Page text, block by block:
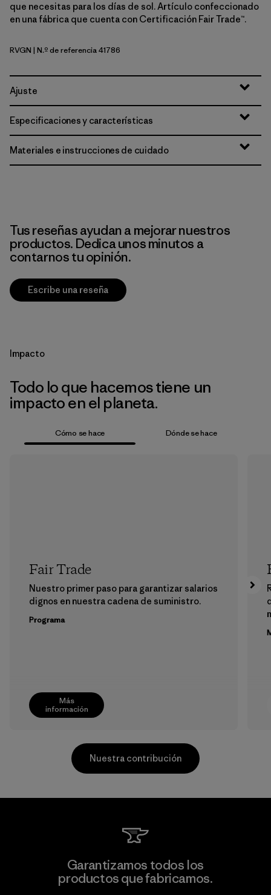
que necesitas para los días de sol. Artículo confeccionado
en una fábrica que cuenta con Certificación Fair Trade™.
River Rock Green
RVGN | N.º de referencia 41786
Ajuste
Especificaciones y características
Materiales e instrucciones de cuidado
Tus reseñas ayudan a mejorar nuestros
productos. Dedica unos minutos a
contarnos tu opinión.
Escribe una reseña
Impacto
Todo lo que hacemos tiene un
impacto en el planeta.
Cómo se hace Dónde se hace
Más
información
Fair Trade
Nuestro primer paso para garantizar salarios
dignos en nuestra cadena de suministro.
Programa
TAV Limited
Nuestra contribución
Garantizamos todos los
productos que fabricamos.